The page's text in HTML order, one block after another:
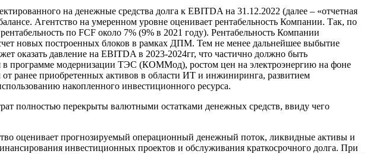
на денежные средства долга к EBITDA на 31.12.2022 (далее – «отчетная
Агентство на умеренном уровне оценивает рентабельность Компании. Так, по
по FCF около 7% (9% в 2021 году). Рентабельность Компании
новых построенных блоков в рамках ДПМ. Тем не менее дальнейшее выбытие
оказать давление на EBITDA в 2023-2024гг, что частично должно быть
в программе модернизации ТЭС (КОММод), ростом цен на электроэнергию на фоне
ранее приобретенных активов в области ИТ и инжиниринга, развитием
накопленного инвестиционного ресурса.
полностью перекрыты валютными остатками денежных средств, ввиду чего
оценивает прогнозируемый операционный денежный поток, ликвидные активы и
инвестиционных проектов и обслуживания краткосрочного долга. При